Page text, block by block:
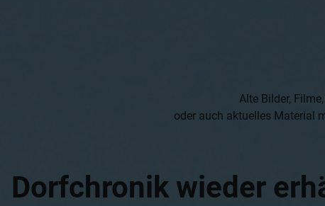
Alte Bilder,
oder auch aktuelles Material
Dorfchronik wieder